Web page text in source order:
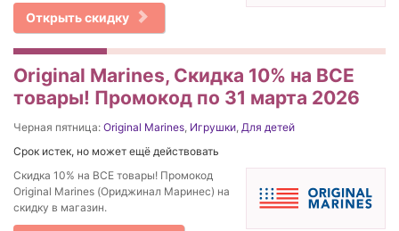
Открыть скидку
Original Marines, Скидка 10% на ВСЕ
товары! Промокод по 31 марта 2026
Черная пятница: Original Marines, Игрушки, Для детей
Срок истек, но может ещё действовать
Скидка 10% на ВСЕ товары! Промокод
Original Marines (Ориджинал Маринес) на
скидку в магазин.